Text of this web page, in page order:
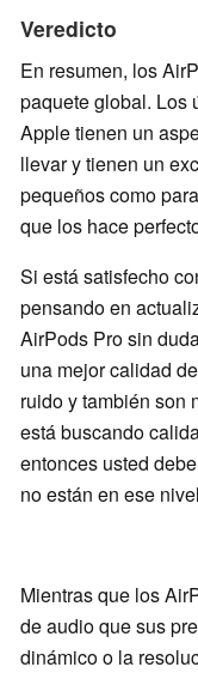
Veredicto
En resumen, los
paquete global. Los
Apple tienen un
llevar y tienen un
pequeños como
que los hace
Si está satisfecho
pensando en
AirPods Pro sin
una mejor calidad
ruido y también son
está buscando
entonces usted
no están en ese
Mientras que los
de audio que sus
dinámico o la